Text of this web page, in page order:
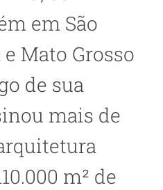
em São
Mato Grosso
de sua
mais de
m² de